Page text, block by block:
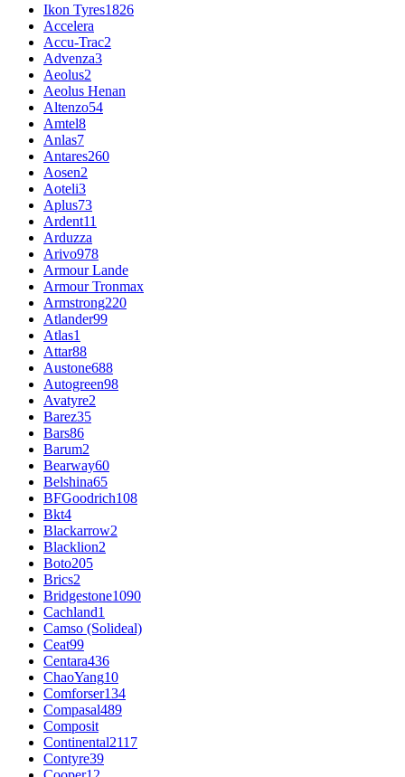
Ikon Tyres1826
Accelera
Accu-Trac2
Advenza3
Aeolus2
Aeolus Henan
Altenzo54
Amtel8
Anlas7
Antares260
Aosen2
Aoteli3
Aplus73
Ardent11
Arduzza
Arivo978
Armour Lande
Armour Tronmax
Armstrong220
Atlander99
Atlas1
Attar88
Austone688
Autogreen98
Avatyre2
Barez35
Bars86
Barum2
Bearway60
Belshina65
BFGoodrich108
Bkt4
Blackarrow2
Blacklion2
Boto205
Brics2
Bridgestone1090
Cachland1
Camso (Solideal)
Ceat99
Centara436
ChaoYang10
Comforser134
Compasal489
Composit
Continental2117
Contyre39